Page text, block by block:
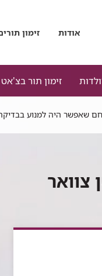
אודות זימון
זימון תור בצ'אט
שאפשר היה למנוע
צוואר